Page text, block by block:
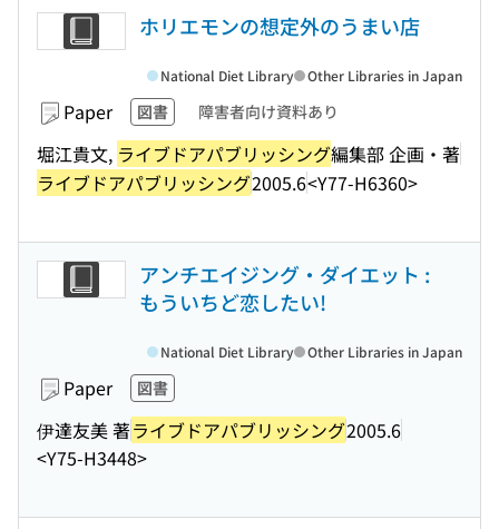
ホリエモンの想定外のうまい店
Paper 図書 障害者向け資料あり
堀江貴文, ライブドアパブリッシング編集部 企画・著
ライブドアパブリッシング2005.6<Y77-H6360>
National Diet Library Other Libraries in Japan
アンチエイジング・ダイエット :
もういちど恋したい!
Paper 図書
伊達友美 著ライブドアパブリッシング2005.6
<Y75-H3448>
National Diet Library Other Libraries in Japan